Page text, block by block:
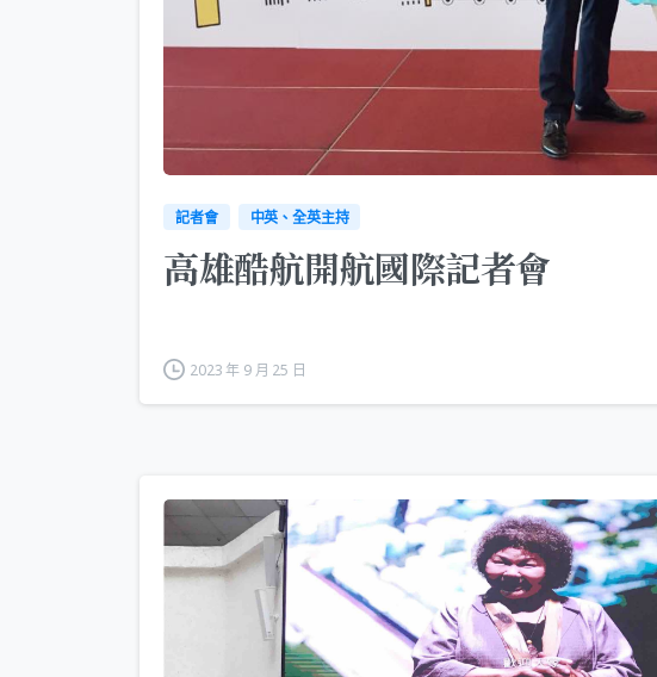
記者會 中英、全英主持
高雄酷航開航國際記者會
2023 年 9 月 25 日